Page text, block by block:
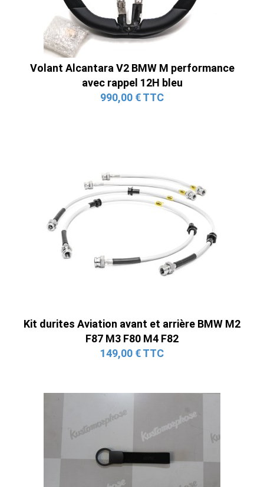
Volant Alcantara V2 BMW M performance
avec rappel 12H bleu
990,00 € TTC
Kit durites Aviation avant et arrière BMW M2
F87 M3 F80 M4 F82
149,00 € TTC